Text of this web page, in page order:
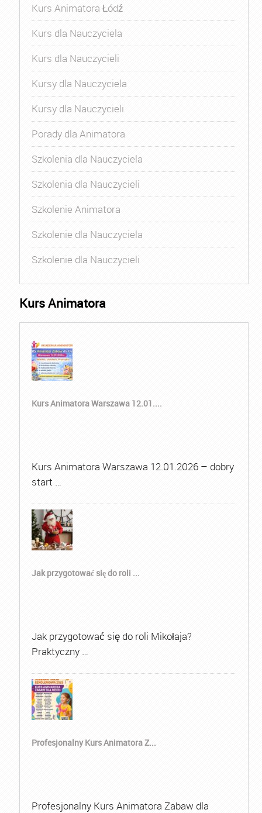
Kurs Animatora Łódź
Kurs dla Nauczyciela
Kurs dla Nauczycieli
Kursy dla Nauczyciela
Kursy dla Nauczycieli
Porady dla Animatora
Szkolenia dla Nauczyciela
Szkolenia dla Nauczycieli
Szkolenie Animatora
Szkolenie dla Nauczyciela
Szkolenie dla Nauczycieli
Kurs Animatora
Kurs Animatora Warszawa 12.01....
Kurs Animatora Warszawa 12.01.2026 – dobry
start …
Jak przygotować się do roli ...
Jak przygotować się do roli Mikołaja?
Praktyczny …
Profesjonalny Kurs Animatora Z...
Profesjonalny Kurs Animatora Zabaw dla